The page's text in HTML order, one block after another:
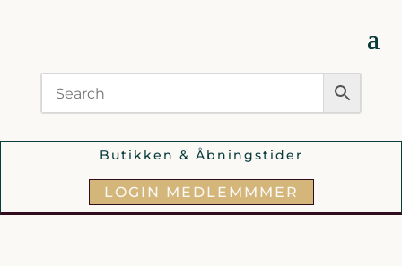
Butikken & Åbningstider
LOGIN MEDLEMMMER